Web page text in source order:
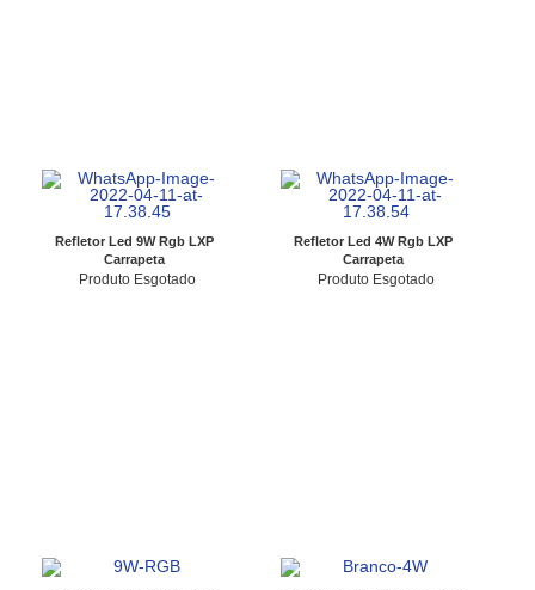
Refletor Led 9W Rgb LXP
Carrapeta
Produto Esgotado
Refletor Led 4W Rgb LXP
Carrapeta
Produto Esgotado